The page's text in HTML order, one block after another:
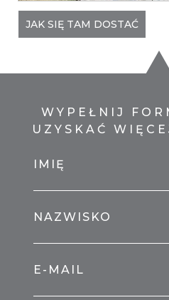
JAK SIĘ TAM DOSTAĆ
WYPEŁNIJ
UZYSKAĆ
IMIĘ
NAZWISKO
E-MAIL